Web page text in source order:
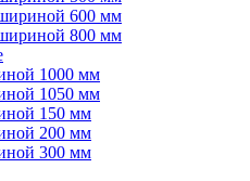
600 мм
800 мм
1000 мм
1050 мм
150 мм
200 мм
300 мм